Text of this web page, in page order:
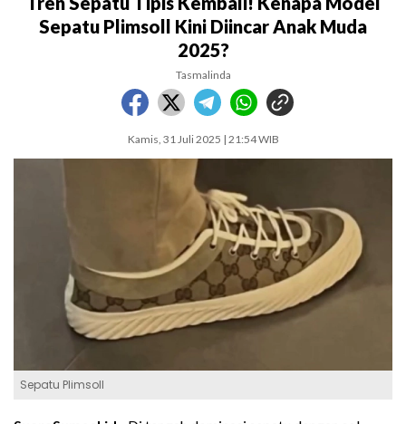
Sepatu Plimsoll Kini Diincar Anak Muda
2025?
Tasmalinda
Kamis, 31 Juli 2025 | 21:54 WIB
Sepatu Plimsoll